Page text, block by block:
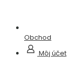
Obchod
Môj účet